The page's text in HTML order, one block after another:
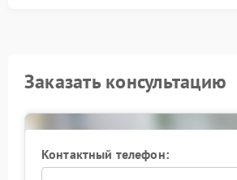
Заказать консультацию
Контактный телефон: